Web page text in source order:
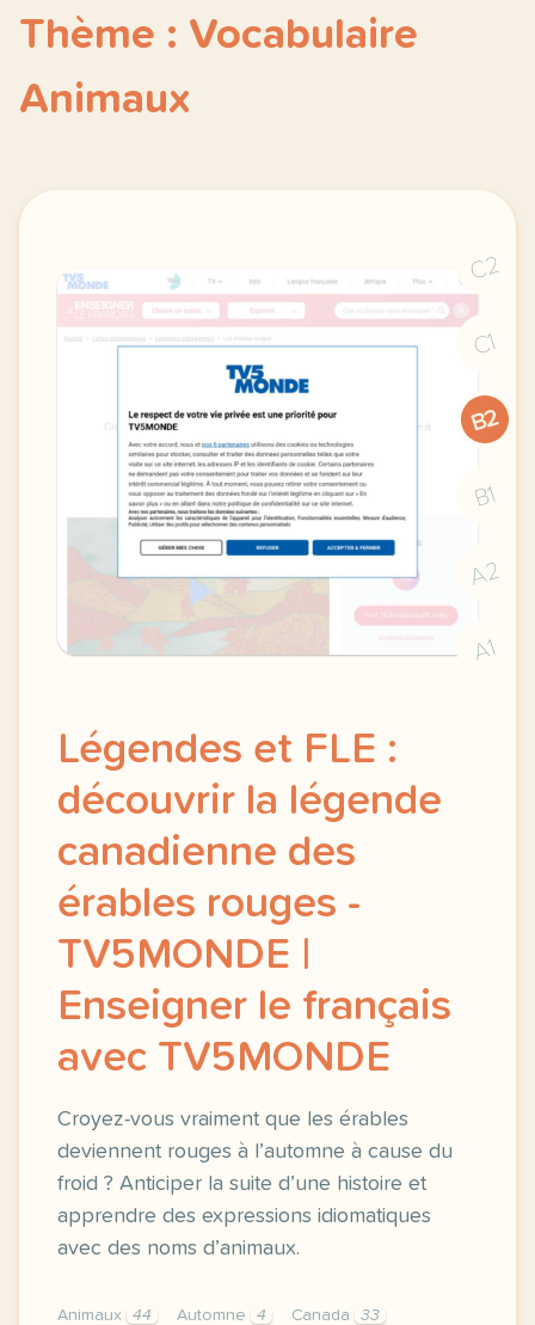
Thème : Vocabulaire
Animaux
C2
C1
B2
B1
A2
A1
Légendes et FLE :
découvrir la légende
canadienne des
érables rouges -
TV5MONDE |
Enseigner le français
avec TV5MONDE
Croyez-vous vraiment que les érables
deviennent rouges à l’automne à cause du
froid ? Anticiper la suite d’une histoire et
apprendre des expressions idiomatiques
avec des noms d’animaux.
Animaux 44 Automne 4 Canada
33